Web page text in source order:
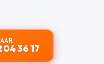
36 17